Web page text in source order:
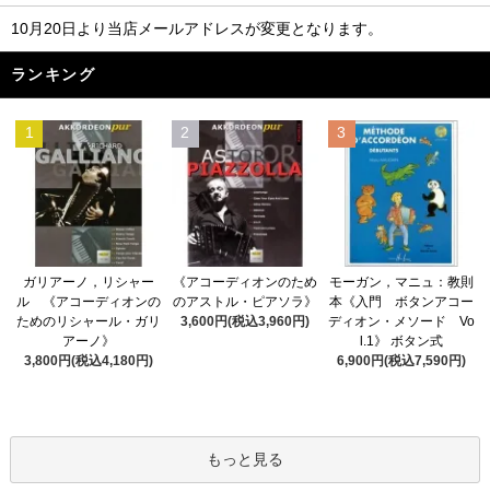
10月20日より当店メールアドレスが変更となります。
ランキング
1
ガリアーノ，リシャー
ル 《アコーディオンの
ためのリシャール・ガリ
アーノ》
3,800円(税込4,180円)
2
《アコーディオンのため
のアストル・ピアソラ》
3,600円(税込3,960円)
3
モーガン，マニュ：教則
本《入門 ボタンアコー
ディオン・メソード Vo
l.1》 ボタン式
6,900円(税込7,590円)
もっと見る